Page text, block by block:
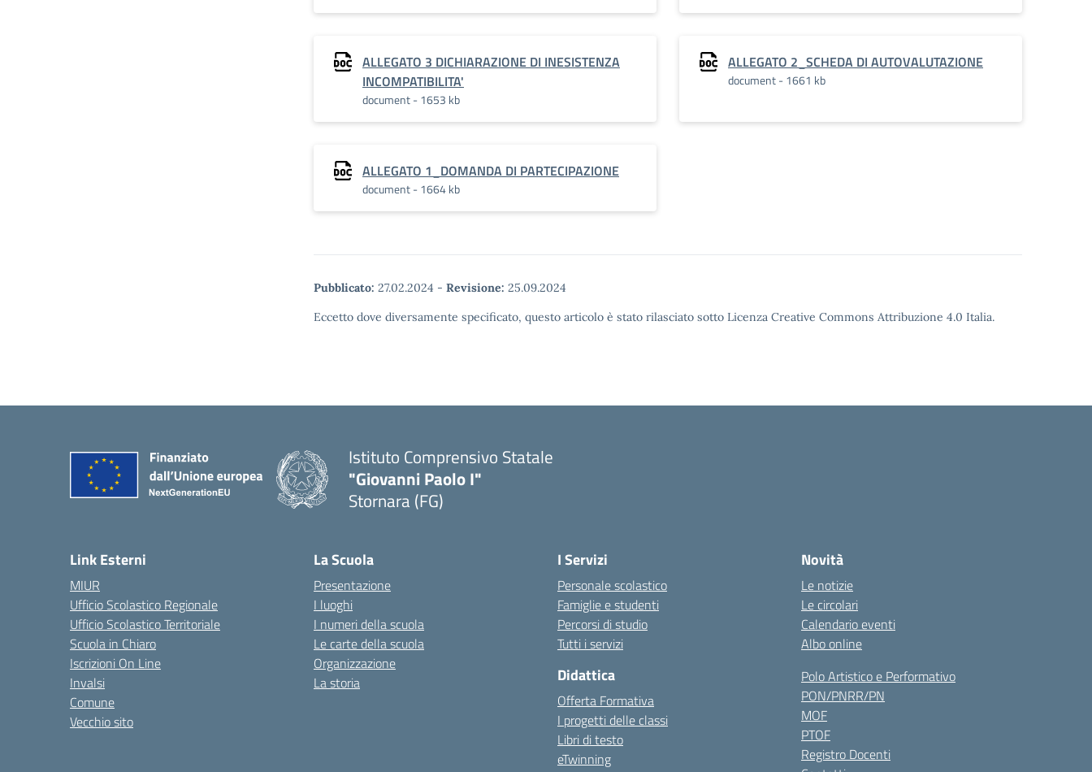
ALLEGATO 3 DICHIARAZIONE DI INESISTENZA
INCOMPATIBILITA'
document - 1653 kb
ALLEGATO 2_SCHEDA DI AUTOVALUTAZIONE
document - 1661 kb
ALLEGATO 1_DOMANDA DI PARTECIPAZIONE
document - 1664 kb
Pubblicato: 27.02.2024 - Revisione: 25.09.2024
Eccetto dove diversamente specificato, questo articolo è stato rilasciato sotto Licenza Creative Commons Attribuzione 4.0 Italia.
Istituto Comprensivo Statale
"Giovanni Paolo I"
Stornara (FG)
Link Esterni
MIUR
Ufficio Scolastico Regionale
Ufficio Scolastico Territoriale
Scuola in Chiaro
Iscrizioni On Line
Invalsi
Comune
Vecchio sito
La Scuola
Presentazione
I luoghi
I numeri della scuola
Le carte della scuola
Organizzazione
La storia
I Servizi
Personale scolastico
Famiglie e studenti
Percorsi di studio
Tutti i servizi
Didattica
Offerta Formativa
I progetti delle classi
Libri di testo
eTwinning
Novità
Le notizie
Le circolari
Calendario eventi
Albo online
Polo Artistico e Performativo
PON/PNRR/PN
MOF
PTOF
Registro Docenti